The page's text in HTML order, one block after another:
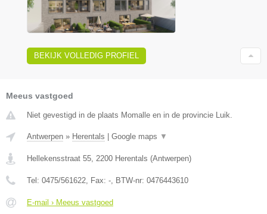
BEKIJK VOLLEDIG PROFIEL
Meeus vastgoed
Niet gevestigd in de plaats Momalle en in de provincie Luik.
Antwerpen » Herentals Google maps ▼
Hellekensstraat 55, 2200 Herentals (Antwerpen)
Tel: 0475/561622, Fax: -, BTW-nr: 0476443610
E-mail › Meeus vastgoed